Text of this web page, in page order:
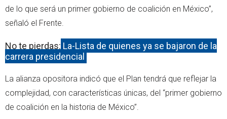
de lo que será un primer gobierno de coalición en México”,
señaló el Frente.
No te pierdas: La-Lista de quienes ya se bajaron de la
carrera presidencial
La alianza opositora indicó que el Plan tendrá que reflejar la
complejidad, con características únicas, del “primer gobierno
de coalición en la historia de México”.